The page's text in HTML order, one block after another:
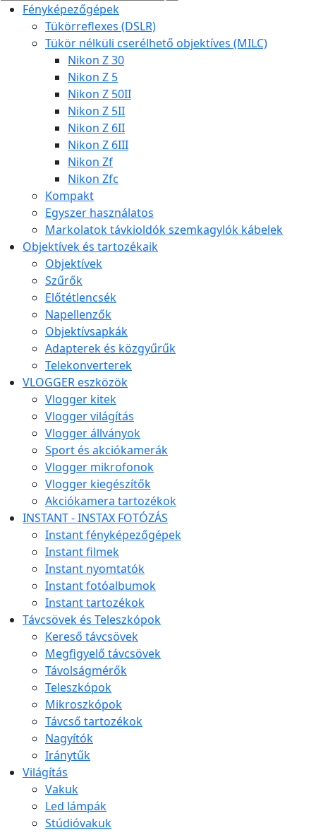
Fényképezőgépek
Tükörreflexes (DSLR)
Tükör nélküli cserélhető objektíves (MILC)
Nikon Z 30
Nikon Z 5
Nikon Z 50II
Nikon Z 5II
Nikon Z 6II
Nikon Z 6III
Nikon Zf
Nikon Zfc
Kompakt
Egyszer használatos
Markolatok távkioldók szemkagylók kábelek
Objektívek és tartozékaik
Objektívek
Szűrők
Előtétlencsék
Napellenzők
Objektívsapkák
Adapterek és közgyűrűk
Telekonverterek
VLOGGER eszközök
Vlogger kitek
Vlogger világítás
Vlogger állványok
Sport és akciókamerák
Vlogger mikrofonok
Vlogger kiegészítők
Akciókamera tartozékok
INSTANT - INSTAX FOTÓZÁS
Instant fényképezőgépek
Instant filmek
Instant nyomtatók
Instant fotóalbumok
Instant tartozékok
Távcsövek és Teleszkópok
Kereső távcsövek
Megfigyelő távcsövek
Távolságmérők
Teleszkópok
Mikroszkópok
Távcső tartozékok
Nagyítók
Iránytűk
Világítás
Vakuk
Led lámpák
Stúdióvakuk